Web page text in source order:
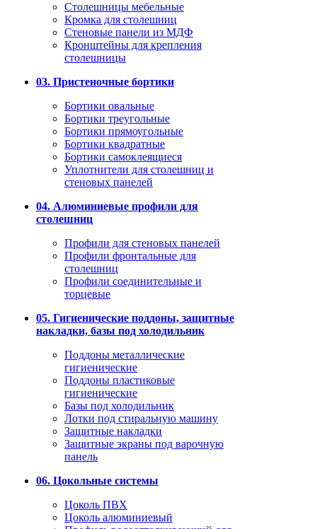
Столешницы мебельные
Кромка для столешниц
Стеновые панели из МДФ
Кронштейны для крепления
столешницы
03. Пристеночные бортики
Бортики овальные
Бортики треугольные
Бортики прямоугольные
Бортики квадратные
Бортики самоклеящиеся
Уплотнители для столешниц и
стеновых панелей
04. Алюминиевые профили для
столешниц
Профили для стеновых панелей
Профили фронтальные для
столешниц
Профили соединительные и
торцевые
05. Гигиенические поддоны, защитные
накладки, базы под холодильник
Поддоны металлические
гигиенические
Поддоны пластиковые
гигиенические
Базы под холодильник
Лотки под стиральную машину
Защитные накладки
Защитные экраны под варочную
панель
06. Цокольные системы
Цоколь ПВХ
Цоколь алюминиевый